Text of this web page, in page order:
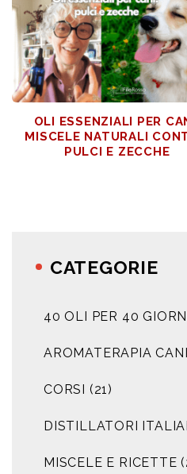
OLI ESSENZIALI PER
MISCELE NATURALI
PULCI E ZECCHE
CATEGORIE
40 OLI PER 40
AROMATERAPIA
CORSI (21)
DISTILLATORI
MISCELE E RICETTE